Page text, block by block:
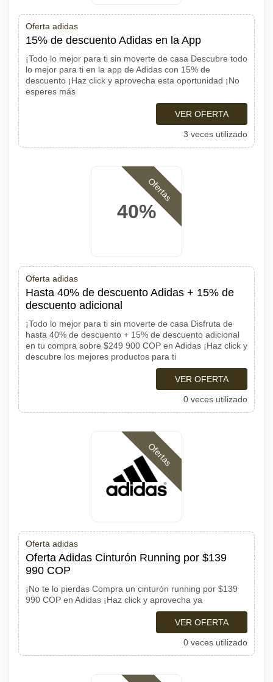
Oferta adidas
15% de descuento Adidas en la App
¡Todo lo mejor para ti sin moverte de casa Descubre todo
lo mejor para ti en la app de Adidas con 15% de
descuento ¡Haz click y aprovecha esta oportunidad ¡No
esperes más
VER OFERTA
3 veces utilizado
40%
Ofertas
Oferta adidas
Hasta 40% de descuento Adidas + 15% de
descuento adicional
¡Todo lo mejor para ti sin moverte de casa Disfruta de
hasta 40% de descuento + 15% de descuento adicional
en tu compra sobre $249 900 COP en Adidas ¡Haz click y
descubre los mejores productos para ti
VER OFERTA
0 veces utilizado
Ofertas
Oferta adidas
Oferta Adidas Cinturón Running por $139
990 COP
¡No te lo pierdas Compra un cinturón running por $139
990 COP en Adidas ¡Haz click y aprovecha ya
VER OFERTA
0 veces utilizado